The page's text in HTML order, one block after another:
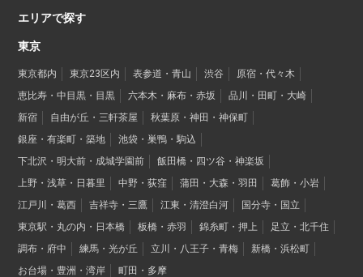
エリアで探す
東京
東京都内 東京23区内 表参道・青山 渋谷
原宿・代々木
恵比寿・中目黒・目黒
六本木・麻布・赤坂
品川・田町・大崎
新宿
自由が丘・三軒茶屋
秋葉原・神田・神保町
銀座・有楽町・築地
池袋・巣鴨・駒込
下北沢・明大前・成城学園前
飯田橋・四ツ谷・神楽坂
上野・浅草・日暮里
中野・荻窪 蒲田・大森・羽田
葛飾・小岩
江戸川・葛西
吉祥寺・三鷹 江東・清澄白河
国分寺・国立
東京駅・丸の内・日本橋
板橋・赤羽 錦糸町・押上
足立・北千住
調布・府中
練馬・光が丘 立川・八王子・青梅
新橋・浜松町
お台場・豊洲・湾岸
町田・多摩